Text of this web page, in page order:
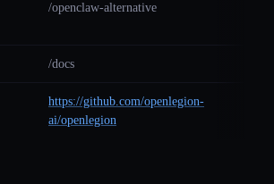
/openclaw-alternative
/docs
https://github.com/openlegion-
ai/openlegion